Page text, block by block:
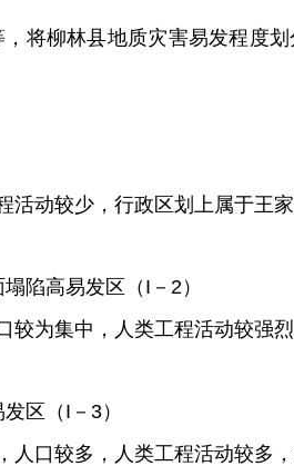
将柳林县地质灾害易发程度划
活动较少，行政区划上属于王
陷高易发区（ I － 2）
为集中，人类工程活动较强
发区（ I －3）
，人口较多，人类工程活动较多